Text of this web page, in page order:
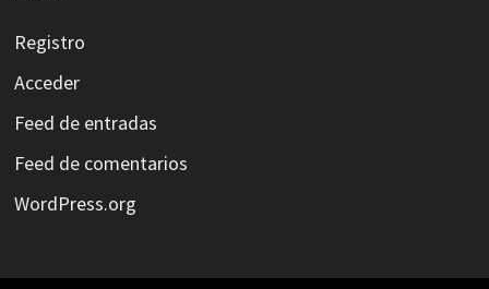
Registro
Acceder
Feed de entradas
Feed de comentarios
WordPress.org